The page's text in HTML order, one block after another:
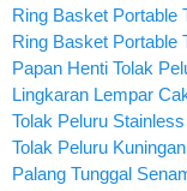
Ring Basket Portable
Ring Basket Portable
Papan Henti Tolak
Lingkaran Lempar
Tolak Peluru
Tolak Peluru
Palang Tunggal